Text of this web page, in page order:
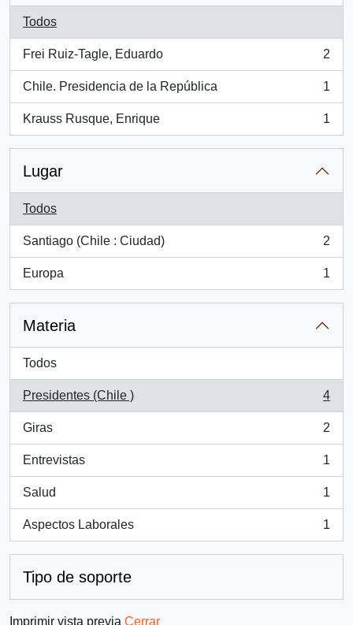
Todos
Frei Ruiz-Tagle, Eduardo
, 2 resultados
2
Chile. Presidencia de la República
, 1 resultados
1
Krauss Rusque, Enrique
, 1 resultados
1
Lugar
Todos
Santiago (Chile : Ciudad)
, 2 resultados
2
Europa
, 1 resultados
1
Materia
Todos
Presidentes (Chile )
, 4 resultados
4
Giras
, 2 resultados
2
Entrevistas
, 1 resultados
1
Salud
, 1 resultados
1
Aspectos Laborales
, 1 resultados
1
Tipo de soporte
Imprimir vista previa Cerrar